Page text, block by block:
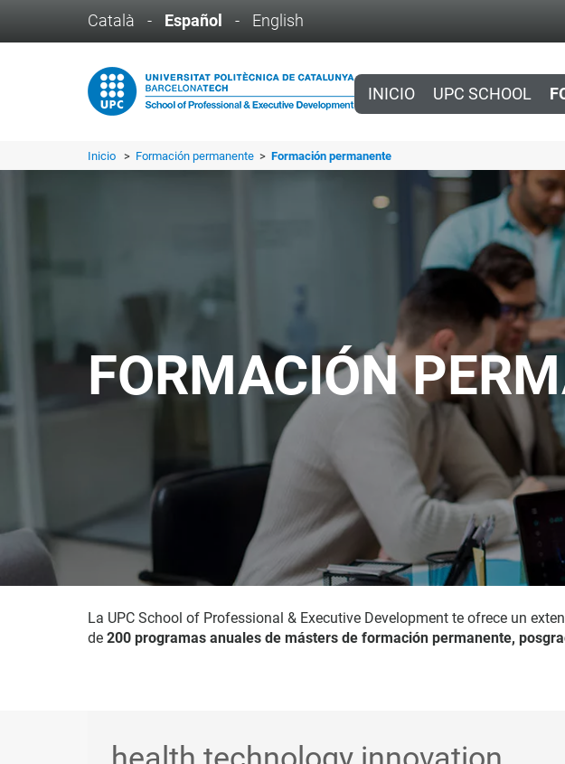
Català - Español - English
INICIO UPC SCHOOL
Inicio > Formación permanente > Formación permanente
FORMACIÓN
La UPC School of Professional & Executive Development te ofrece un
de 200 programas anuales de másters de formación permanente,